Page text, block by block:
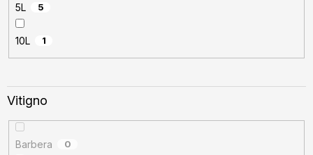
5L 5
10L 1
Vitigno
Barbera 0